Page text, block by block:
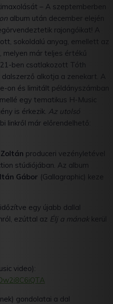
– A szeptemberben
album után december elején
rajongóikat! A
sokoldalú anyag, emellett az
melyen már teljes értékű
ben csatlakozott Tóth
alkotja a zenekart. A
on és limitált példányszámban
egy tematikus H-Music
is érkezik. Az utolsó
linkről már előrendelhető:
produceri vezényletével
stúdiójában. Az album
Gábor (Gallagraphic) keze
egy újabb dallal
ezúttal az Élj a mának kerül
video):
gondolatai a dal